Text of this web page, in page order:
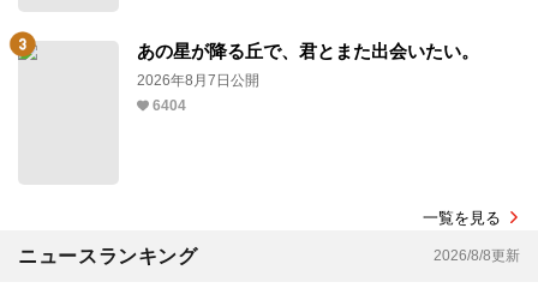
あの星が降る丘で、君とまた出会いたい。
2026年8月7日公開
6404
一覧を見る
ニュースランキング 2026/8/8更新